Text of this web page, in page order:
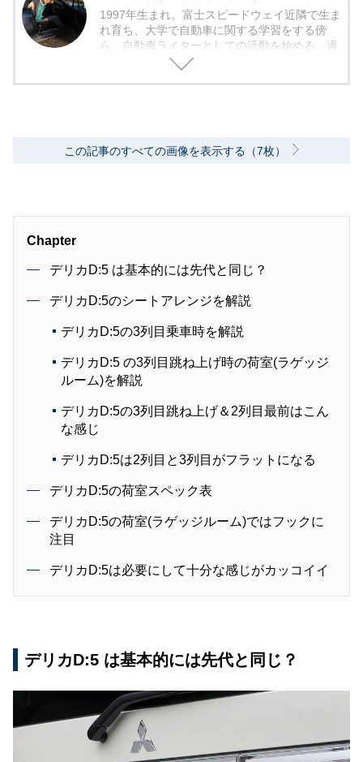
1997年生まれ。富士スピードウェイ近隣で生ま
れ育ち、大学で自動車に関する学習をする傍
ら、自動車ライターとしての活動を始める。過
去にはコミュニティFMのモータースポーツコ
この記事のすべての画像を表示する（7枚）
Chapter
デリカD:5 は基本的には先代と同じ？
デリカD:5のシートアレンジを解説
デリカD:5の3列目乗車時を解説
デリカD:5 の3列目跳ね上げ時の荷室(ラゲッジ
ルーム)を解説
デリカD:5の3列目跳ね上げ＆2列目最前はこん
な感じ
デリカD:5は2列目と3列目がフラットになる
デリカD:5の荷室スペック表
デリカD:5の荷室(ラゲッジルーム)ではフックに
注目
デリカD:5は必要にして十分な感じがカッコイイ
デリカD:5 は基本的には先代と同じ？